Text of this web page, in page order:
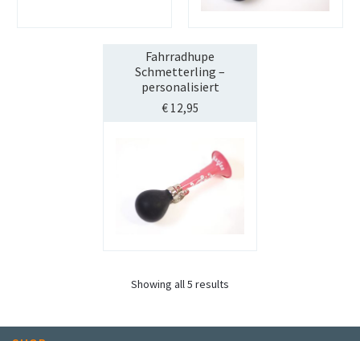
Fahrradhupe
Schmetterling –
personalisiert
€12,95
Showing all 5 results